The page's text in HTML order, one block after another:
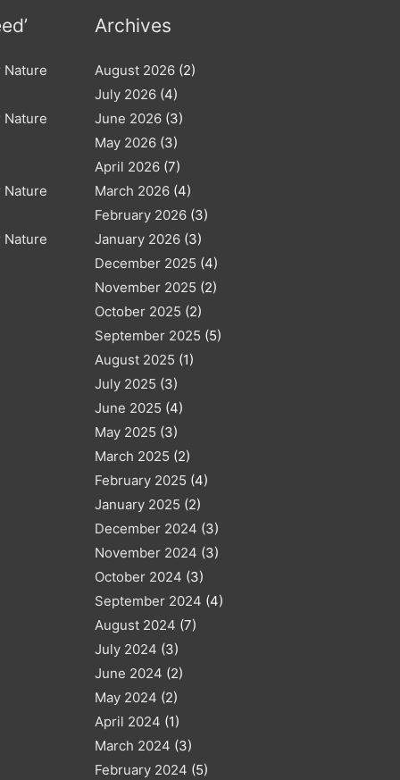
Nature
Nature
Nature
Nature
Archives
August 2026(2)
July 2026(4)
June 2026(3)
May 2026(3)
April 2026(7)
March 2026(4)
February 2026(3)
January 2026(3)
December 2025 (4)
November 2025 (2)
October 2025 (2)
September 2025 (5)
August 2025 (1)
July 2025 (3)
June 2025 (4)
May 2025 (3)
March 2025 (2)
February 2025 (4)
January 2025 (2)
December 2024 (3)
November 2024 (3)
October 2024 (3)
September 2024 (4)
August 2024 (7)
July 2024 (3)
June 2024 (2)
May 2024 (2)
April 2024 (1)
March 2024 (3)
February 2024 (5)